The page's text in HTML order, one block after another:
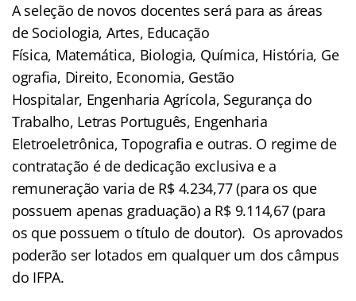
A seleção de novos docentes será para as áreas
de Sociologia, Artes, Educação
Física, Matemática, Biologia, Química, História, Ge
ografia, Direito, Economia, Gestão
Hospitalar, Engenharia Agrícola, Segurança do
Trabalho, Letras Português, Engenharia
Eletroeletrônica, Topografia e outras. O regime de
contratação é de dedicação exclusiva e a
remuneração varia de R$ 4.234,77 (para os que
possuem apenas graduação) a R$ 9.114,67 (para
os que possuem o título de doutor). Os aprovados
poderão ser lotados em qualquer um dos câmpus
do IFPA.